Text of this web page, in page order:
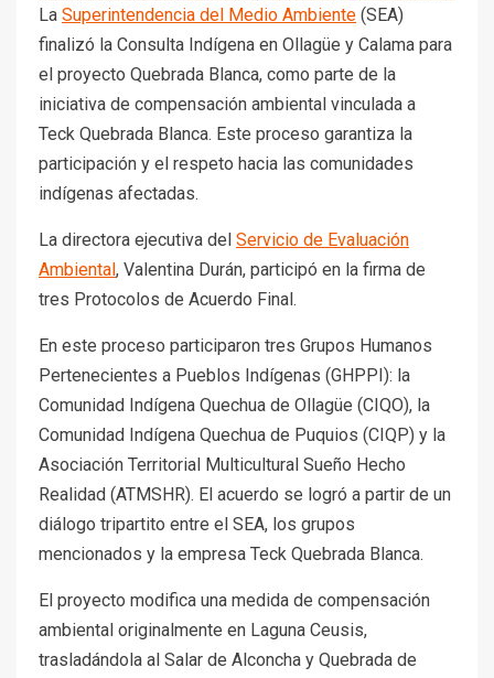
La Superintendencia del Medio Ambiente (SEA)
finalizó la Consulta Indígena en Ollagüe y Calama para
el proyecto Quebrada Blanca, como parte de la
iniciativa de compensación ambiental vinculada a
Teck Quebrada Blanca. Este proceso garantiza la
participación y el respeto hacia las comunidades
indígenas afectadas.
La directora ejecutiva del Servicio de Evaluación
Ambiental , Valentina Durán, participó en la firma de
tres Protocolos de Acuerdo Final.
En este proceso participaron tres Grupos Humanos
Pertenecientes a Pueblos Indígenas (GHPPI): la
Comunidad Indígena Quechua de Ollagüe (CIQO), la
Comunidad Indígena Quechua de Puquios (CIQP) y la
Asociación Territorial Multicultural Sueño Hecho
Realidad (ATMSHR). El acuerdo se logró a partir de un
diálogo tripartito entre el SEA, los grupos
mencionados y la empresa Teck Quebrada Blanca.
El proyecto modifica una medida de compensación
ambiental originalmente en Laguna Ceusis,
trasladándola al Salar de Alconcha y Quebrada de